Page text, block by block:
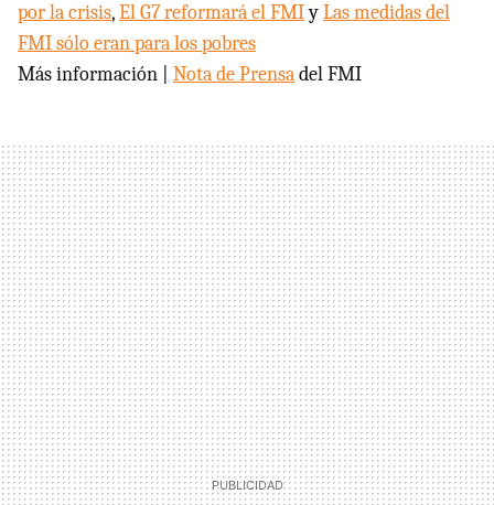
por la crisis,El G7 reformará el FMIyLas medidas del
FMIsólo eran para los pobres
Más información | Nota de PrensadelFMI